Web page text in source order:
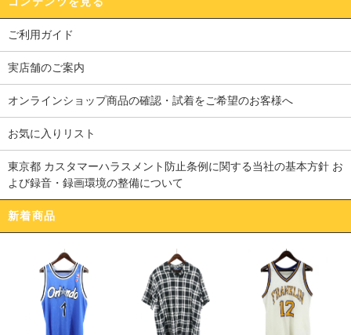
ご利用ガイド
実店舗のご案内
オンラインショップ商品の確認・試着をご希望のお客様へ
お気に入りリスト
東京都 カスタマーハラスメント防止条例に関する当社の基本方針 お
よび録音・録画環境の整備について
新着商品